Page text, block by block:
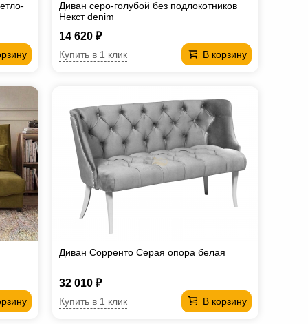
Диван серо-голубой без подлокотников
Некст denim
14 620 ₽
В корзину
Купить в 1 клик
Диван Сорренто Серая опора белая
32 010 ₽
В корзину
Купить в 1 клик